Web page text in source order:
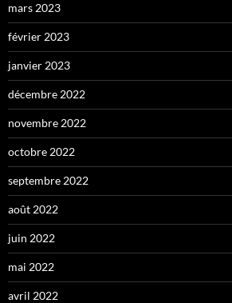
mars 2023
février 2023
janvier 2023
décembre 2022
novembre 2022
octobre 2022
septembre 2022
août 2022
juin 2022
mai 2022
avril 2022